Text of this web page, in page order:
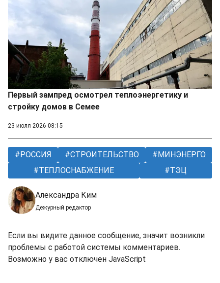
Первый зампред осмотрел теплоэнергетику и
стройку домов в Семее
23 июля 2026 08:15
РОССИЯ СТРОИТЕЛЬСТВО
МИНЭНЕРГО
ТЕПЛОСНАБЖЕНИЕ
ТЭЦ
Александра Ким
Дежурный редактор
Если вы видите данное сообщение, значит возникли
проблемы с работой системы комментариев.
Возможно у вас отключен JavaScript